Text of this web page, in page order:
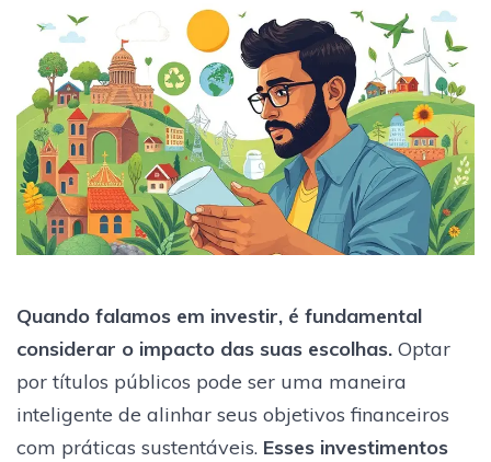
Quando falamos em investir, é fundamental
considerar o impacto das suas escolhas. Optar
por títulos públicos pode ser uma maneira
inteligente de alinhar seus objetivos financeiros
com práticas sustentáveis. Esses investimentos